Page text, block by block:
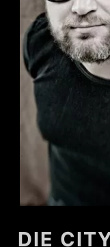
DIE